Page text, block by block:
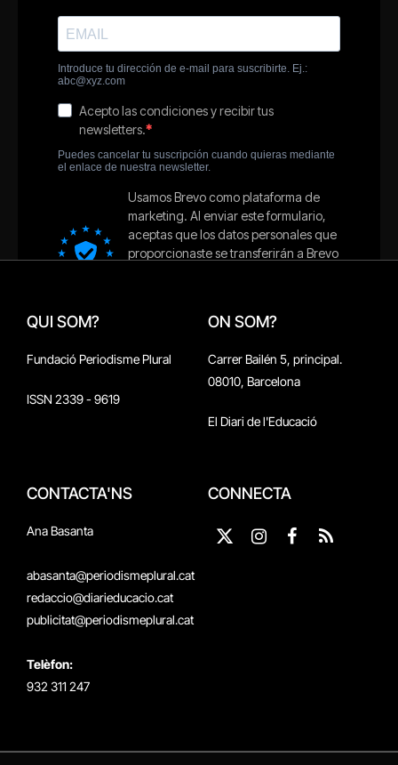
QUI SOM?
Fundació Periodisme Plural
ISSN 2339 - 9619
ON SOM?
Carrer Bailén 5, principal.
08010, Barcelona
El Diari de l'Educació
CONTACTA'NS
Ana Basanta
abasanta@periodismeplural.cat
redaccio@diarieducacio.cat
publicitat@periodismeplural.cat
Telèfon:
932 311 247
CONNECTA
X
Instagram
Facebook
RSS